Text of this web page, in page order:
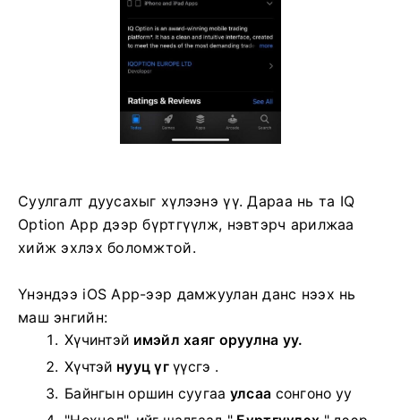
Суулгалт дуусахыг хүлээнэ үү. Дараа нь та IQ
Option App дээр бүртгүүлж, нэвтэрч арилжаа
хийж эхлэх боломжтой.
Үнэндээ iOS App-ээр дамжуулан данс нээх нь
маш энгийн:
Хүчинтэй имэйл хаяг оруулна уу.
Хүчтэй нууц үгүүсгэ .
Байнгын оршин суугаа улсаа сонгоно уу